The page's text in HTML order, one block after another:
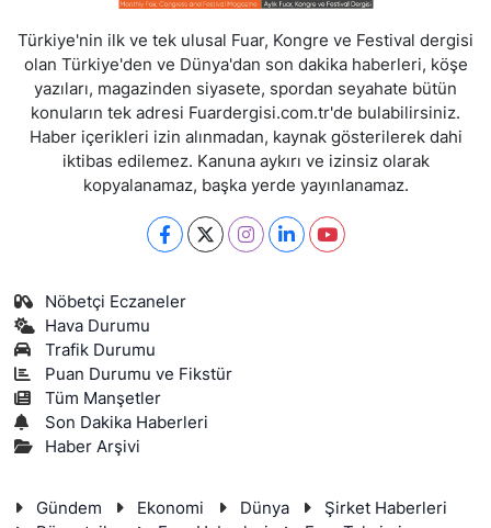
Türkiye'nin ilk ve tek ulusal Fuar, Kongre ve Festival dergisi
olan Türkiye'den ve Dünya'dan son dakika haberleri, köşe
yazıları, magazinden siyasete, spordan seyahate bütün
konuların tek adresi Fuardergisi.com.tr'de bulabilirsiniz.
Haber içerikleri izin alınmadan, kaynak gösterilerek dahi
iktibas edilemez. Kanuna aykırı ve izinsiz olarak
kopyalanamaz, başka yerde yayınlanamaz.
Nöbetçi Eczaneler
Hava Durumu
Trafik Durumu
Puan Durumu ve Fikstür
Tüm Manşetler
Son Dakika Haberleri
Haber Arşivi
Gündem Ekonomi Dünya
Şirket Haberleri